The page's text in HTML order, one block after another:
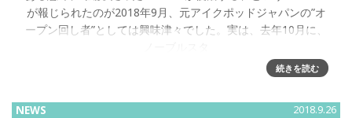
が報じられたのが2018年9月、元アイクポッドジャパンの”オ
ープン回し者”としては興味津々でした。実は、去年10月に、
続きを読む
NEWS 2018.9.26